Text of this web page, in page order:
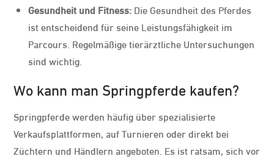
Gesundheit und Fitness: Die Gesundheit des Pferdes
ist entscheidend für seine Leistungsfähigkeit im
Parcours. Regelmäßige tierärztliche Untersuchungen
sind wichtig.
Wo kann man Springpferde kaufen?
Springpferde werden häufig über spezialisierte
Verkaufsplattformen, auf Turnieren oder direkt bei
Züchtern und Händlern angeboten. Es ist ratsam, sich vor